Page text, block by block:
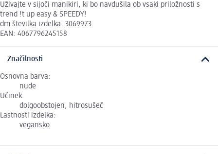
Uživajte v sijoči manikiri, ki bo navdušila ob vsaki priložnosti s
trend !t up easy & SPEEDY!
dm številka izdelka: 3069973
EAN: 4067796245158
Značilnosti
Osnovna barva:
nude
Učinek:
dolgoobstojen, hitrosušeč
Lastnosti izdelka:
vegansko